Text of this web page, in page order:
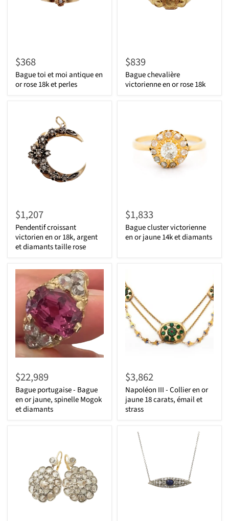
$368
Bague toi et moi antique en
or rose 18k et perles
$839
Bague chevalière
victorienne en or rose 18k
$1,207
Pendentif croissant
victorien en or 18k, argent
et diamants taille rose
$1,833
Bague cluster victorienne
en or jaune 14k et diamants
$22,989
Bague portugaise - Bague
en or jaune, spinelle Mogok
et diamants
$3,862
Napoléon III - Collier en or
jaune 18 carats, émail et
strass